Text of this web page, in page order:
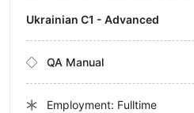
Ukrainian C1 - Advanced
QA Manual
Employment: Fulltime